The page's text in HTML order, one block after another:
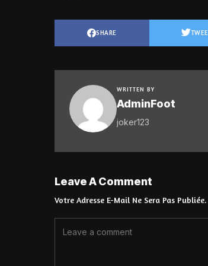
SHARE
WRITTEN BY
AdminFoot
joker123
Leave A Comment
Votre Adresse E-Mail Ne Sera Pas Publiée.